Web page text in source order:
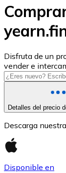
USD Coin
USDC
Disfruta de un
vender e
Detalles del precio
Descarga
Disponible en